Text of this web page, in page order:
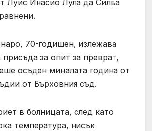
Луис Инасио Лула да Силва
70-годишен, излежава
за опит за преврат,
осъден миналата година от
от Върховния съд.
в болницата, след като
температура, нисък